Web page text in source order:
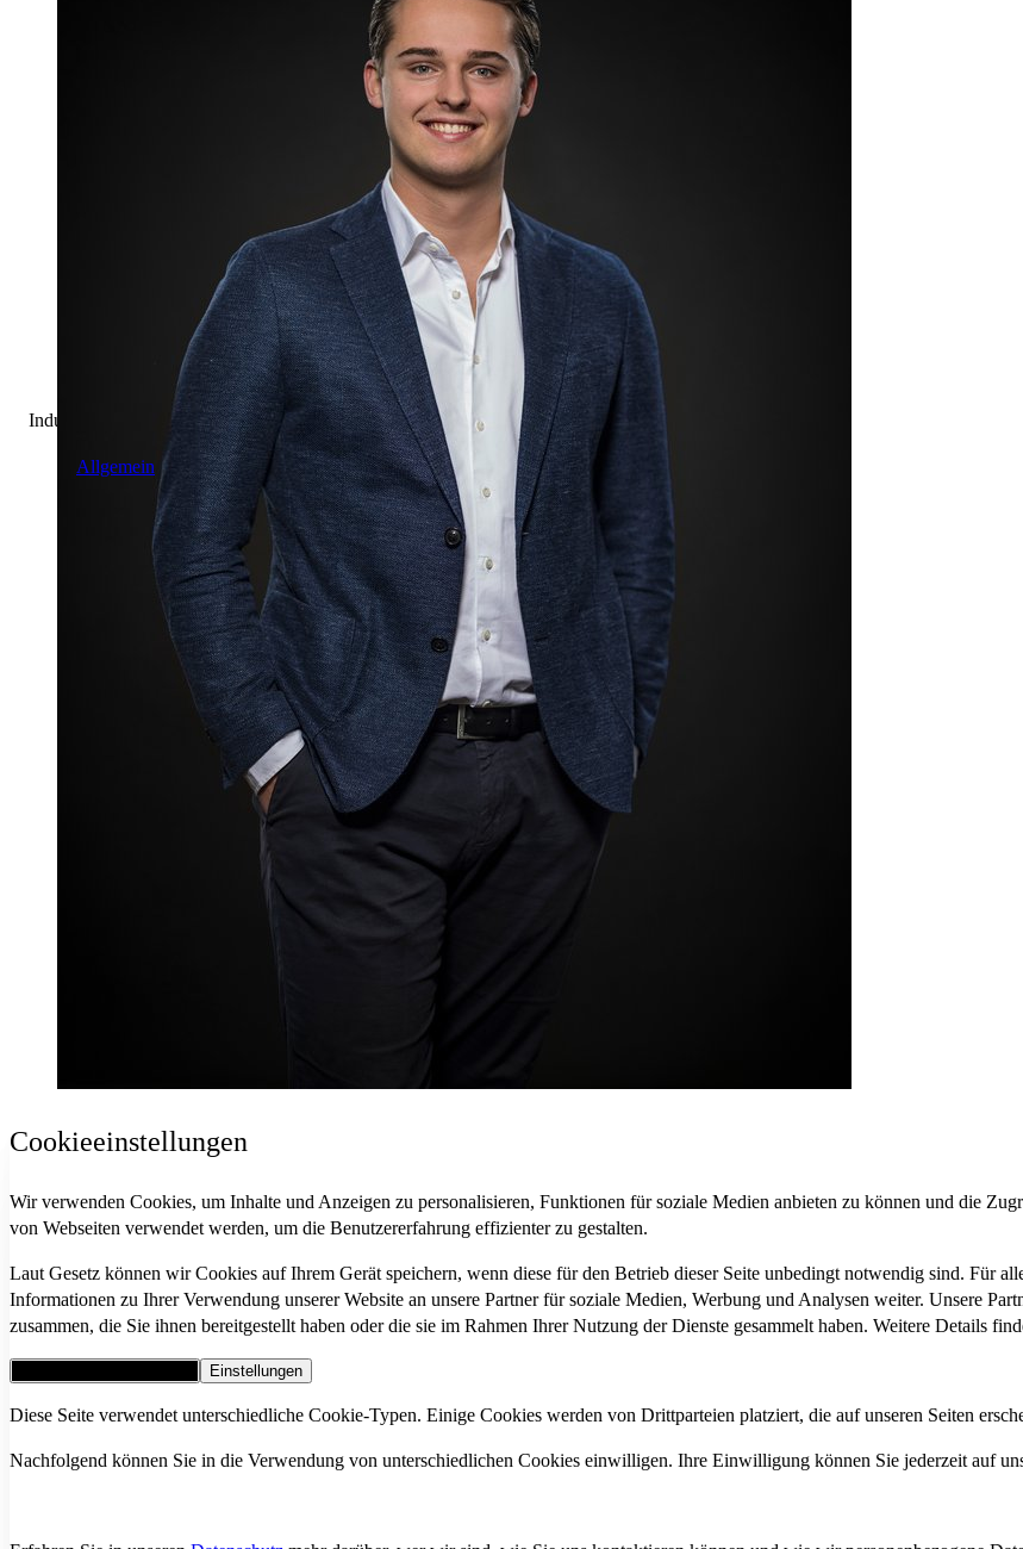
Industrie & Logistik
Allgemein
Cookieeinstellungen
Wir verwenden Cookies, um Inhalte und Anzeigen zu personalisieren, Funktionen für soziale Medien anbieten zu können und die
von Webseiten verwendet werden, um die Benutzererfahrung effizienter zu gestalten.
Laut Gesetz können wir Cookies auf Ihrem Gerät speichern, wenn diese für den Betrieb dieser Seite unbedingt notwendig sind. Für
Informationen zu Ihrer Verwendung unserer Website an unsere Partner für soziale Medien, Werbung und Analysen weiter. Unsere
zusammen, die Sie ihnen bereitgestellt haben oder die sie im Rahmen Ihrer Nutzung der Dienste gesammelt haben. Weitere Details
Einstellungen
Diese Seite verwendet unterschiedliche Cookie-Typen. Einige Cookies werden von Drittparteien platziert, die auf unseren Seiten
Nachfolgend können Sie in die Verwendung von unterschiedlichen Cookies einwilligen. Ihre Einwilligung können Sie jederzeit auf